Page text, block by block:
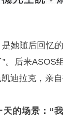
她随后回忆
。后来ASOS
拉克，亲自
的场景：“